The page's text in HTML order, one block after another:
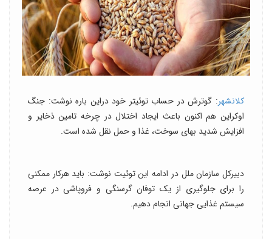
کلانشهر: گوترش در حساب توئیتر خود دراین باره نوشت: جنگ
اوکراین هم اکنون باعث ایجاد اختلال در چرخه تامین ذخایر و
افزایش شدید بهای سوخت، غذا و حمل نقل شده است.
دبیرکل سازمان ملل در ادامه این توئیت نوشت: باید هرکار ممکنی
را برای جلوگیری از یک توفان گرسنگی و فروپاشی در عرصه
سیستم غذایی جهانی انجام دهیم.